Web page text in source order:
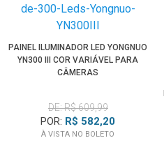
PAINEL ILUMINADOR LED YONGNUO
YN300 III COR VARIÁVEL PARA
CÂMERAS
DE: R$ 609,99
POR: R$ 582,20
À VISTA NO BOLETO